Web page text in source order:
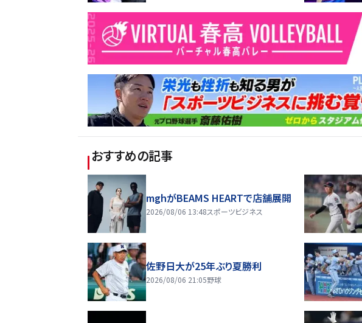
おすすめの記事
mghがBEAMS HEARTで店舗展開
2026/08/06 13:48スポーツビジネス
佐野日大が25年ぶり夏勝利
2026/08/06 21:05野球